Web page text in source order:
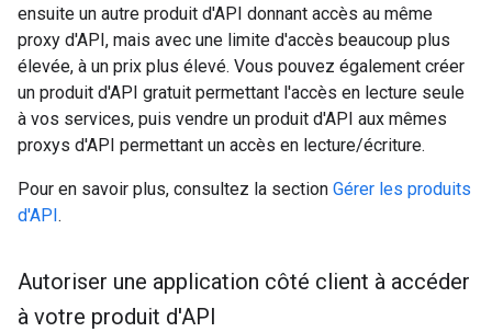
ensuite un autre produit d'API donnant accès au même
proxy d'API, mais avec une limite d'accès beaucoup plus
élevée, à un prix plus élevé. Vous pouvez également créer
un produit d'API gratuit permettant l'accès en lecture seule
à vos services, puis vendre un produit d'API aux mêmes
proxys d'API permettant un accès en lecture/écriture.
Pour en savoir plus, consultez la section Gérer les produits
d'API .
Autoriser une application côté client à accéder
à votre produit d'API